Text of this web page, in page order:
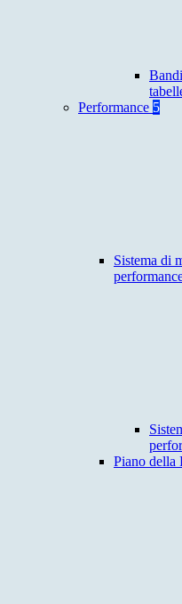
Performance 5
Sistema di
Piano della